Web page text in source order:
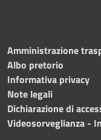
Amministrazione
Albo pretorio
Informativa privacy
Note legali
Dichiarazione di
Videosorveglianza -